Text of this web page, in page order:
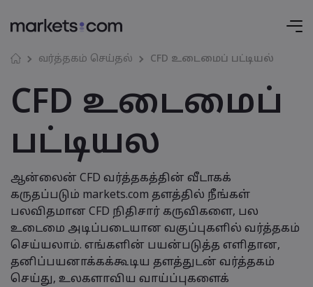
வர்த்தகம் செய்தல் CFD உடைமைப் பட்டியல்
CFD உடைமைப்
பட்டியல
ஆன்லைன் CFD வர்த்தகத்தின் வீடாகக்
கருதப்படும் markets.com தளத்தில் நீங்கள்
பலவிதமான CFD நிதிசார் கருவிகளை, பல
உடைமை அடிப்படையான வகுப்புகளில் வர்த்தகம்
செய்யலாம். எங்களின் பயன்படுத்த எளிதான,
தனிப்பயனாக்கக்கூடிய தளத்துடன் வர்த்தகம்
செய்து, உலகளாவிய வாய்ப்புகளைக்